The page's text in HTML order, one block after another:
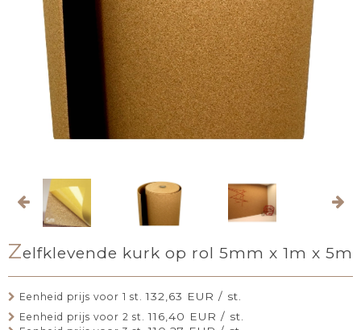
Zelfklevende kurk op rol 5mm x 1m x 5m
Eenheid prijs voor 1 st. 132,63 EUR / st.
Eenheid prijs voor 2 st. 116,40 EUR / st.